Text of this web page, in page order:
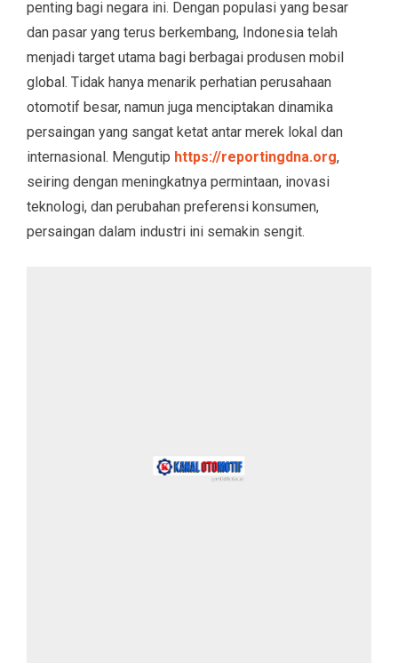
penting bagi negara ini. Dengan populasi yang besar
dan pasar yang terus berkembang, Indonesia telah
menjadi target utama bagi berbagai produsen mobil
global. Tidak hanya menarik perhatian perusahaan
otomotif besar, namun juga menciptakan dinamika
persaingan yang sangat ketat antar merek lokal dan
internasional. Mengutip https://reportingdna.org,
seiring dengan meningkatnya permintaan, inovasi
teknologi, dan perubahan preferensi konsumen,
persaingan dalam industri ini semakin sengit.